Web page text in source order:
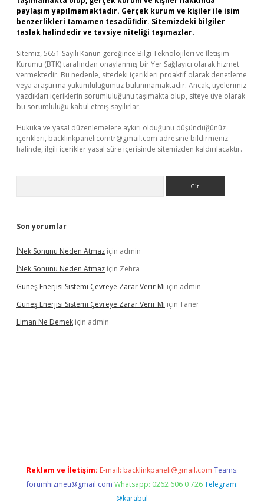
paylaşım yapılmamaktadır. Gerçek kurum ve kişiler ile isim
benzerlikleri tamamen tesadüfidir. Sitemizdeki bilgiler
taslak halindedir ve tavsiye niteliği taşımazlar.
Sitemiz, 5651 Sayılı Kanun gereğince Bilgi Teknolojileri ve İletişim
Kurumu (BTK) tarafından onaylanmış bir Yer Sağlayıcı olarak hizmet
vermektedir. Bu nedenle, sitedeki içerikleri proaktif olarak denetleme
veya araştırma yükümlülüğümüz bulunmamaktadır. Ancak, üyelerimiz
yazdıkları içeriklerin sorumluluğunu taşımakta olup, siteye üye olarak
bu sorumluluğu kabul etmiş sayılırlar.
Hukuka ve yasal düzenlemelere aykırı olduğunu düşündüğünüz
içerikleri, backlinkpanelicomtr@gmail.com adresine bildirmeniz
halinde, ilgili içerikler yasal süre içerisinde sitemizden kaldırılacaktır.
Son yorumlar
İNek Sonunu Neden Atmaz için admin
İNek Sonunu Neden Atmaz için Zehra
Güneş Enerjisi Sistemi Çevreye Zarar Verir Mi için admin
Güneş Enerjisi Sistemi Çevreye Zarar Verir Mi için Taner
Liman Ne Demek için admin
Reklam ve İletişim: E-mail: backlinkpaneli@gmail.com Teams:
forumhizmeti@gmail.com Whatsapp: 0262 606 0 726 Telegram:
@karabul